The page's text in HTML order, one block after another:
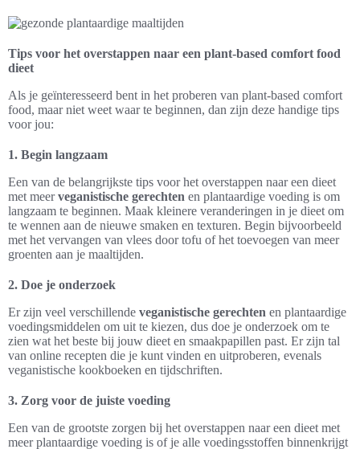
Tips voor het overstappen naar een plant-based comfort food
dieet
Als je geïnteresseerd bent in het proberen van plant-based comfort
food, maar niet weet waar te beginnen, dan zijn deze handige tips
voor jou:
1. Begin langzaam
Een van de belangrijkste tips voor het overstappen naar een dieet
met meerveganistische gerechten en plantaardige voeding is om
langzaam te beginnen. Maak kleinere veranderingen in je dieet om
te wennen aan de nieuwe smaken en texturen. Begin bijvoorbeeld
met het vervangen van vlees door tofu of het toevoegen van meer
groenten aan je maaltijden.
2. Doe je onderzoek
Er zijn veel verschillende veganistische gerechten en plantaardige
voedingsmiddelen om uit te kiezen, dus doe je onderzoek om te
zien wat het beste bij jouw dieet en smaakpapillen past. Er zijn tal
van online recepten die je kunt vinden en uitproberen, evenals
veganistische kookboeken en tijdschriften.
3. Zorg voor de juiste voeding
Een van de grootste zorgen bij het overstappen naar een dieet met
meer plantaardige voeding is of je alle voedingsstoffen binnenkrijgt